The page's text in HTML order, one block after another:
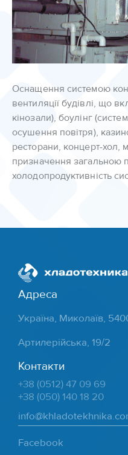
Оснащення системою
вентиляції будівлі, що
кінозали), боулінг
осушення повітря),
ресторани, концерт-хол,
призначення загальною
холодопродуктивність
Адреса
Україна, Миколаїв,
Артилерійська, 19/2
Контакти
+38 (0512) 47 09 69
+38 (050) 140 18 20
Facebook